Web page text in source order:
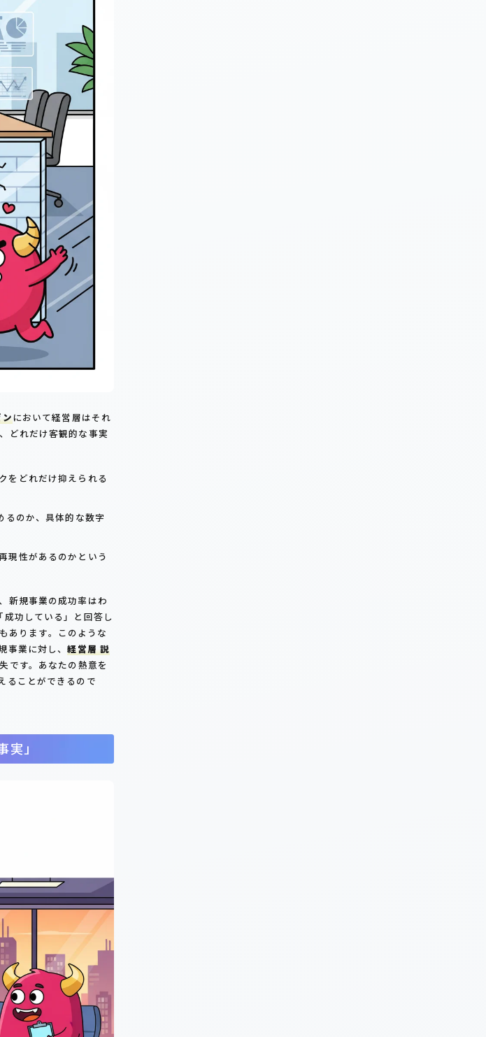
において経営層はそれ
どれだけ客観的な事実
をどれだけ抑えられる
るのか、具体的な数字
現性があるのかという
新規事業の成功率はわ
功している」と回答し
あります。このような
事業に対し、経営層 説
です。あなたの熱意を
ることができるので
」